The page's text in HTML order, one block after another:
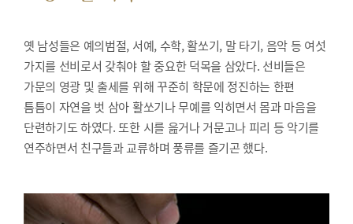
옛 남성들은 예의범절, 서예, 수학, 활쏘기, 말 타기, 음악 등 여섯
가지를 선비로서 갖춰야 할 중요한 덕목을 삼았다. 선비들은
가문의 영광 및 출세를 위해 꾸준히 학문에 정진하는 한편
틈틈이 자연을 벗 삼아 활쏘기나 무예를 익히면서 몸과 마음을
단련하기도 하였다. 또한 시를 읊거나 거문고나 피리 등 악기를
연주하면서 친구들과 교류하며 풍류를 즐기곤 했다.